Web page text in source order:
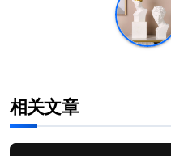
相关文章